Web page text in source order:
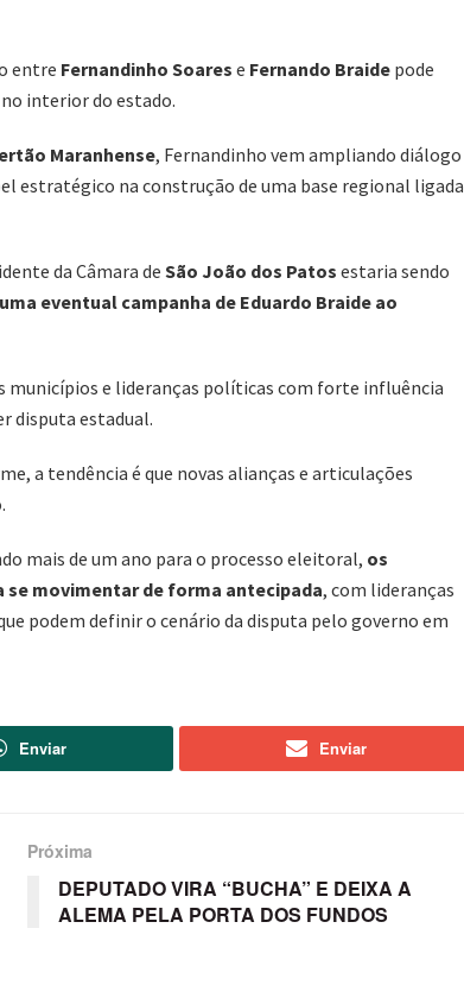
entre Fernandinho Soares e Fernando Braide pode
interior do estado.
Maranhense, Fernandinho vem ampliando diálogo
estratégico na construção de uma base regional ligada
da Câmara de São João dos Patos estaria sendo
eventual campanha de Eduardo Braide ao
municípios e lideranças políticas com forte influência
disputa estadual.
a tendência é que novas alianças e articulações
mais de um ano para o processo eleitoral, os
se movimentar de forma antecipada, com lideranças
podem definir o cenário da disputa pelo governo em
Enviar Enviar
Próxima
DEPUTADO VIRA “BUCHA” E DEIXA A
ALEMA PELA PORTA DOS FUNDOS